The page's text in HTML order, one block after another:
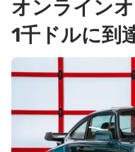
オンライン
1千ドルに到